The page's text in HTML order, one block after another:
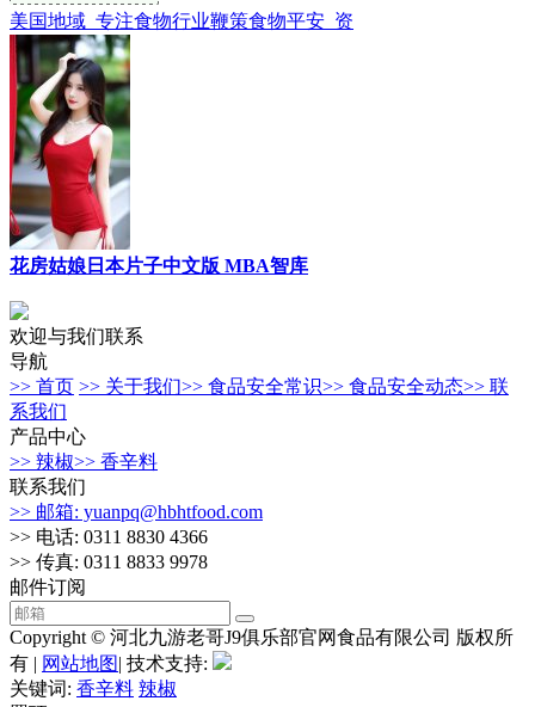
美国地域_专注食物行业鞭策食物平安_资
花房姑娘日本片子中文版 MBA智库
欢迎与我们联系
导航
>> 首页 >> 关于我们>> 食品安全常识>> 食品安全动态>> 联
系我们
产品中心
>> 辣椒>> 香辛料
联系我们
>> 邮箱: yuanpq@hbhtfood.com
>> 电话: 0311 8830 4366
>> 传真: 0311 8833 9978
邮件订阅
Copyright © 河北九游老哥J9俱乐部官网食品有限公司 版权所
有 | 网站地图| 技术支持:
关键词: 香辛料 辣椒